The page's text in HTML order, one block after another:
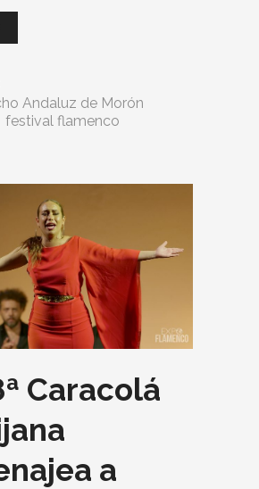
Andaluz de Morón
festival flamenco
Caracolá
a